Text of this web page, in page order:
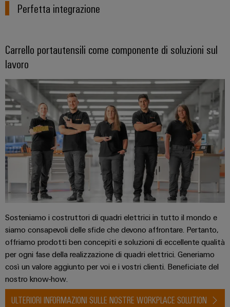
Perfetta integrazione
Carrello portautensili come componente di soluzioni sul
lavoro
Sosteniamo i costruttori di quadri elettrici in tutto il mondo e
siamo consapevoli delle sfide che devono affrontare. Pertanto,
offriamo prodotti ben concepiti e soluzioni di eccellente qualità
per ogni fase della realizzazione di quadri elettrici. Generiamo
così un valore aggiunto per voi e i vostri clienti. Beneficiate del
nostro know-how.
ULTERIORI INFORMAZIONI SULLE NOSTRE WORKPLACE SOLUTION